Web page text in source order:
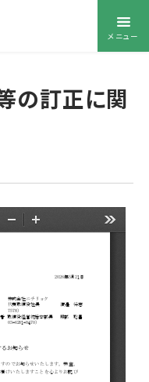
メニュー
の訂正に関